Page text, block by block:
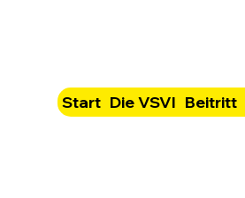
Start Die VSVI Beitritt